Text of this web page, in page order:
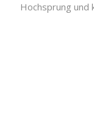
Hochsprung